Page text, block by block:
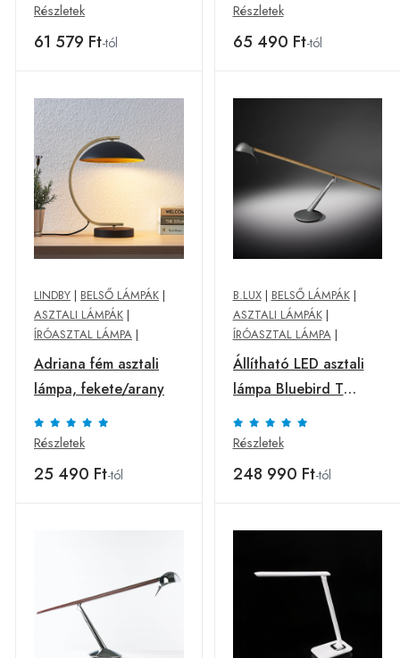
Részletek
61 579 Ft-tól
Részletek
65 490 Ft-tól
LINDBY | BELSŐ LÁMPÁK |
ASZTALI LÁMPÁK |
ÍRÓASZTAL LÁMPA |
Adriana fém asztali
lámpa, fekete/arany
Részletek
25 490 Ft-tól
B.LUX| BELSŐ LÁMPÁK|
ASZTALI LÁMPÁK|
ÍRÓASZTAL LÁMPA|
Állítható LED asztali
lámpa Bluebird T
acél/tölgyfa
Részletek
248 990 Ft-tól